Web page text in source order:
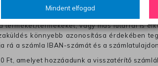
termékeket, vagy más futárral is
könnyebb azonosítása érdekében
a számla IBAN-számát és a
amelyet hozzáadunk a visszatérítő
Mindent elfogad